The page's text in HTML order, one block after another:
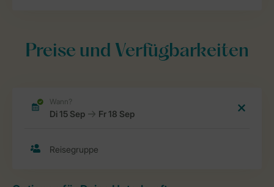
Preise und Verfügbarkeiten